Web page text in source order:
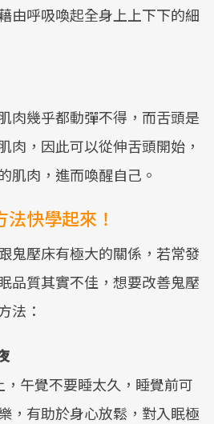
由呼吸喚起全身上上下下的細
肉幾乎都動彈不得，而舌頭是
肉，因此可以從伸舌頭開始，
肌肉，進而喚醒自己。
快學起來！
鬼壓床有極大的關係，若常發
品質其實不佳，想要改善鬼壓
法：
午覺不要睡太久，睡覺前可
，有助於身心放鬆，對入眠極